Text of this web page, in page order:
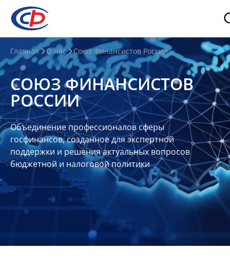
О
нас
О
СФР
Совет
Союза
Участники
Планы
отчеты
Контакты
Главная О нас Союз Финансистов России
СОЮЗ ФИНАНСИСТОВ
РОССИИ
Объединение профессионалов сферы
госфинансов, созданное для экспертной
поддержки и решения актуальных вопросов
бюджетной и налоговой политики